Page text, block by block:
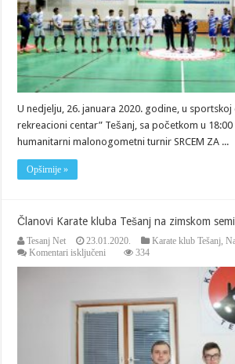
U nedjelju, 26. januara 2020. godine, u sportskoj
rekreacioni centar” Tešanj, sa početkom u
humanitarni malonogometni turnir SRCEM ZA ...
Opširnije »
Članovi Karate kluba Tešanj na zimskom
Tesanj Net 23.01.2020. Karate klub Tešanj ,
Komentari isključeni
Tešanj
na
zimskom
seminaru
u
Sarajevu.
334